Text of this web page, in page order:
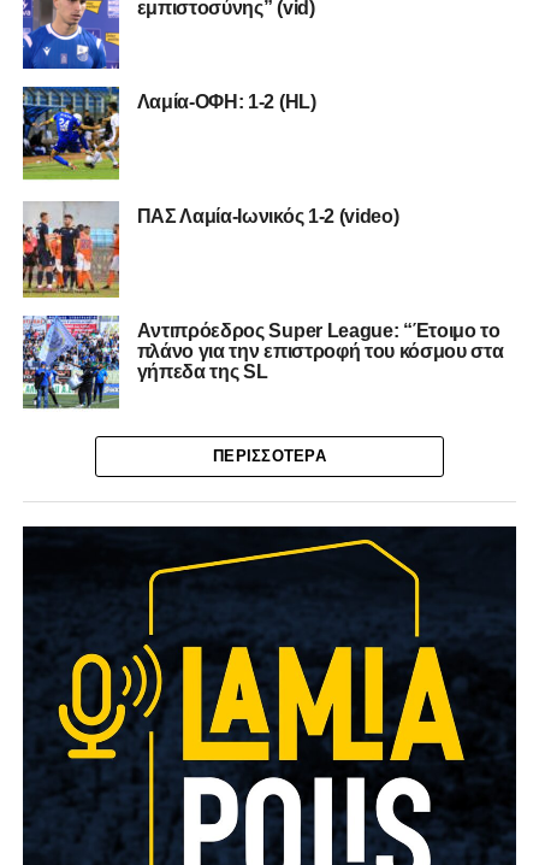
εμπιστοσύνης” (vid)
Λαμία-ΟΦΗ: 1-2 (HL)
ΠΑΣ Λαμία-Ιωνικός 1-2 (video)
Aντιπρόεδρος Super League: “Έτοιμο το
πλάνο για την επιστροφή του κόσμου στα
γήπεδα της SL
ΠΕΡΙΣΣΌΤΕΡΑ